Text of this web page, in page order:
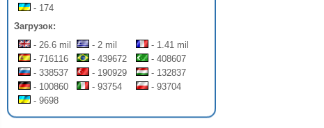
- 174
Загрузок:
- 26.6 mil
- 2 mil
- 1.41 mil
- 716116
- 439672
- 408607
- 338537
- 190929
- 132837
- 100860
- 93754
- 93704
- 9698